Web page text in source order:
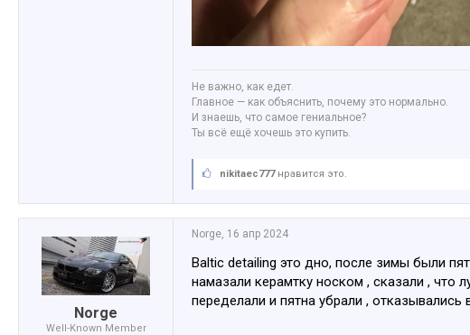
Не важно, как едет.
Главное — как объяснить, почему это нормально.
И знаешь, что самое гениальное?
Ты всё ещё хочешь это купить.
nikitaec777нравится это.
Norge
Well-Known Member
Norge 16 апр 2024
Baltic detailing это дно, после зимы были
намазали керамтку носком , сказали , что
переделали и пятна убрали , отказывались